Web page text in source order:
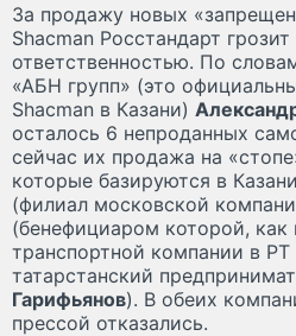
За продажу новых
Shacman Росстандарт
ответственностью. По
«АБН групп» (это
Shacman в Казани)
осталось 6 непроданных
сейчас их продажа на
которые базируются в
(филиал московской
(бенефициаром которой, как
транспортной компании в РТ
татарстанский
Гарифьянов). В обеих
прессой отказались.